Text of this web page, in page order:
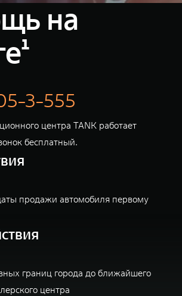
на
3-555
центра TANK работает
бесплатный.
продажи автомобиля первому
границ города до ближайшего
центра